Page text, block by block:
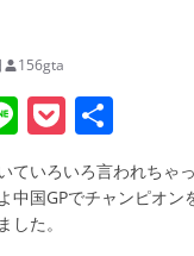
156gta
Li
n
e
P
o
ck
有
ていろいろ言われちゃ
中国GPでチャンピオン
した。